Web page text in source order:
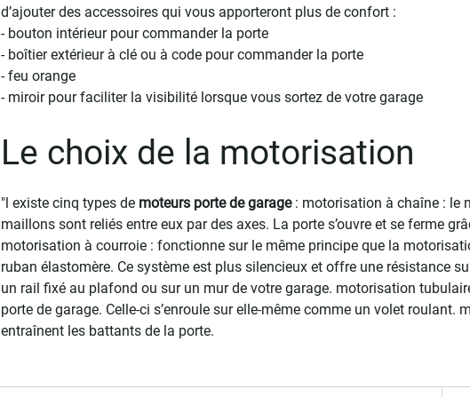
d’ajouter des accessoires qui vous apporteront plus de confort :
- bouton intérieur pour commander la porte
- boîtier extérieur à clé ou à code pour commander la porte
- feu orange
- miroir pour faciliter la visibilité lorsque vous sortez de votre garage
Le choix de la motorisation
"l existe cinq types de moteurs porte de garage: motorisation à chaîne : le
maillons sont reliés entre eux par des axes. La porte s’ouvre et se ferme
motorisation à courroie : fonctionne sur le même principe que la
ruban élastomère. Ce système est plus silencieux et offre une résistance
un rail fixé au plafond ou sur un mur de votre garage. motorisation
porte de garage. Celle-ci s’enroule sur elle-même comme un volet
entraînent les battants de la porte.